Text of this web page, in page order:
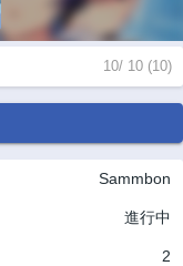
10/ 10 (10)
Sammbon
進行中
2